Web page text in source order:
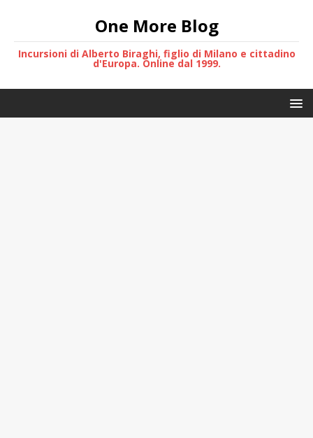
One More Blog
Incursioni di Alberto Biraghi, figlio di Milano e cittadino
d'Europa. Online dal 1999.